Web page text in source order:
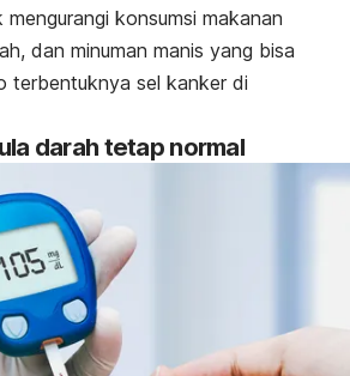
konsumsi makanan
dan minuman manis yang bisa
terbentuknya sel kanker di
darah tetap normal